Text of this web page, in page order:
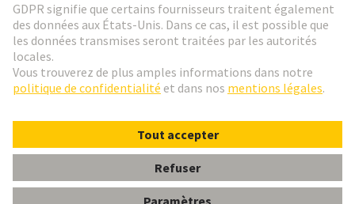
France Français
© HARTING Technology Group
ContactPolitique de confidentialité
Conditions Générales de Vente